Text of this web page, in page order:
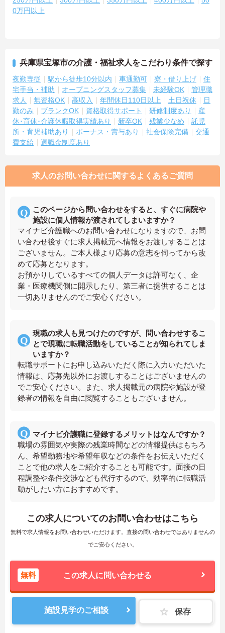
0万円以上
兵庫県宝塚市の介護・福祉求人をこだわり条件で探す
夜勤専従 駅から徒歩10分以内 車通勤可 寮・借り上げ
住
宅手当・補助
オープニングスタッフ募集 未経験OK
管理職
求人
無資格OK 高収入 年間休日110日以上 土日祝休
日
勤のみ
ブランクOK 資格取得サポート 研修制度あり
産
休･育休･介護休暇取得実績あり
新卒OK 残業少なめ
託児
所・育児補助あり
ボーナス・賞与あり 社会保険完備
交通
費支給
退職金制度あり
求人のお問い合わせに関するよくあるご質問
このページから問い合わせをすると、すぐに病院や
施設に個人情報が渡されてしまいますか？
マイナビ介護職へのお問い合わせになりますので、お問
い合わせ後すぐに求人掲載元へ情報をお渡しすることは
ございません。ご本人様より応募の意志を伺ってから改
めて応募となります。
お預かりしているすべての個人データは許可なく、企
業・医療機関側に開示したり、第三者に提供することは
一切ありませんのでご安心ください。
現職の求人も見つけたのですが、問い合わせするこ
とで現職に転職活動をしていることが知られてしま
いますか？
転職サポートにお申し込みいただく際に入力いただいた
情報は、応募先以外にお渡しすることはございませんの
でご安心ください。また、求人掲載元の病院や施設が登
録者の情報を自由に閲覧することもございません。
マイナビ介護職に登録するメリットはなんですか？
職場の雰囲気や実際の残業時間などの情報提供はもちろ
ん、希望勤務地や希望年収などの条件をお伝えいただく
ことで他の求人をご紹介することも可能です。面接の日
程調整や条件交渉なども代行するので、効率的に転職活
動がしたい方におすすめです。
この求人についてのお問い合わせはこちら
無料で求人情報をお問い合わせいただけます。直接の問い合わせではありませんの
でご安心ください。
無料 この求人に問い合わせる
施設見学のご相談 保存